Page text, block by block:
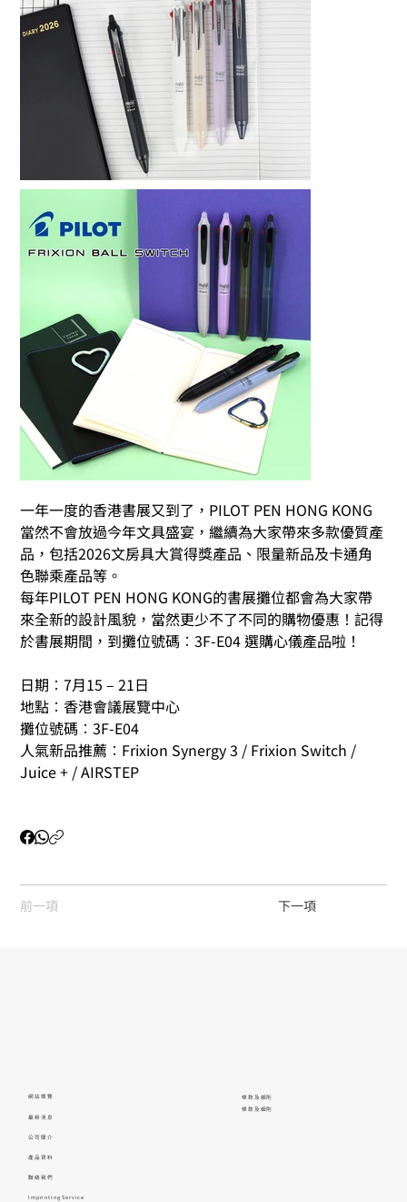
一年一度的香港書展又到了，PILOT PEN HONG KONG
當然不會放過今年文具盛宴，繼續為大家帶來多款優質產
品，包括2026文房具大賞得獎產品、限量新品及卡通角
色聯乘產品等。
每年PILOT PEN HONG KONG的書展攤位都會為大家帶
來全新的設計風貌，當然更少不了不同的購物優惠！記得
於書展期間，到攤位號碼︰3F-E04 選購心儀產品啦！
日期︰7月15 – 21日
地點︰香港會議展覽中心
攤位號碼︰3F-E04
人氣新品推薦︰Frixion Synergy 3 / Frixion Switch /
Juice + / AIRSTEP
前一項 下一項
網站導覽
最新消息
公司簡介
產品資料
Imprinting Service
聯絡我們
條款及細則
條款及細則